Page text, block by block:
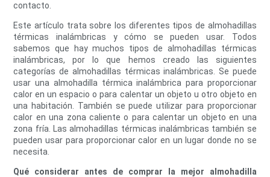
contacto.
Este artículo trata sobre los diferentes tipos de almohadillas
térmicas inalámbricas y cómo se pueden usar. Todos
sabemos que hay muchos tipos de almohadillas térmicas
inalámbricas, por lo que hemos creado las siguientes
categorías de almohadillas térmicas inalámbricas. Se puede
usar una almohadilla térmica inalámbrica para proporcionar
calor en un espacio o para calentar un objeto u otro objeto en
una habitación. También se puede utilizar para proporcionar
calor en una zona caliente o para calentar un objeto en una
zona fría. Las almohadillas térmicas inalámbricas también se
pueden usar para proporcionar calor en un lugar donde no se
necesita.
Qué considerar antes de comprar la mejor almohadilla